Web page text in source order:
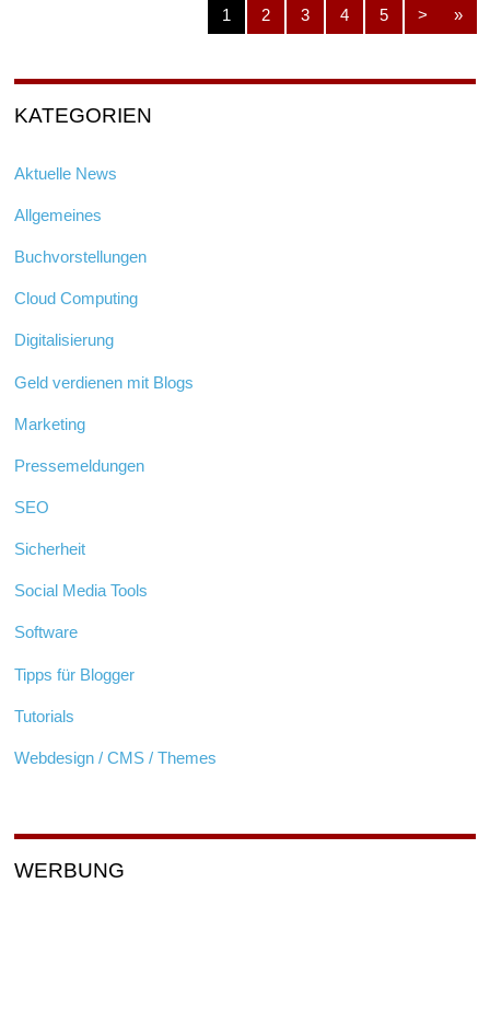
1 2 3 4 5 > »
KATEGORIEN
Aktuelle News
Allgemeines
Buchvorstellungen
Cloud Computing
Digitalisierung
Geld verdienen mit Blogs
Marketing
Pressemeldungen
SEO
Sicherheit
Social Media Tools
Software
Tipps für Blogger
Tutorials
Webdesign / CMS / Themes
WERBUNG